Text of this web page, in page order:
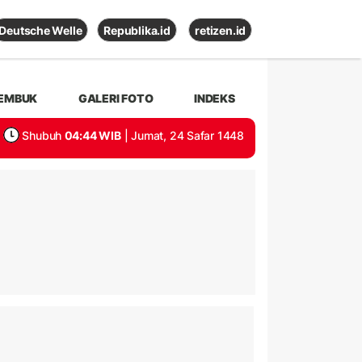
Deutsche Welle Republika.id retizen.id
GALERI FOTO INDEKS
Shubuh 04:44 WIB | Jumat, 24 Safar 1448